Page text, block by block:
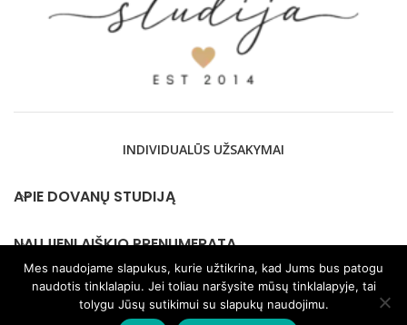
INDIVIDUALŪS UŽSAKYMAI
APIE DOVANŲ STUDIJĄ
NAUJIENLAIŠKIO PRENUMERATA
KONTAKTAI
Mes naudojame slapukus, kurie užtikrina, kad Jums bus patogu
naudotis tinklalapiu. Jei toliau naršysite mūsų tinklalapyje, tai
tolygu Jūsų sutikimui su slapukų naudojimu.